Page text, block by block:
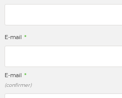
E-mail *
E-mail *
(confirmer)